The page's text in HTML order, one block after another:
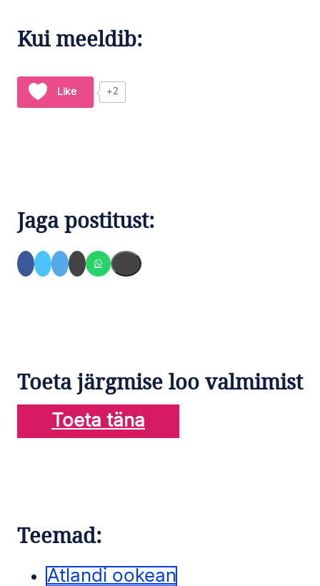
Kui meeldib:
Like +2
Jaga postitust:
Toeta järgmise loo valmimist
Toeta täna
Teemad:
Atlandi ookean